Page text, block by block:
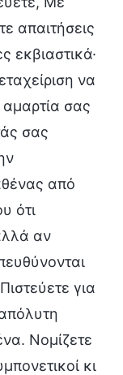
απαιτήσεις
εκβιαστικά·
να
σας
σας
από
ότι
αν
για
Νομίζετε
κι